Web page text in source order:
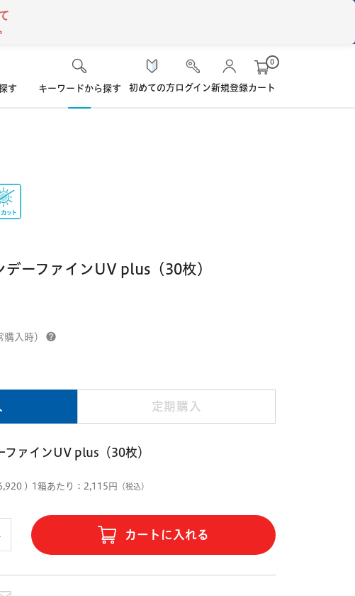
す キーワードから探す 初めての方ログイン新規登録カート
0
デーファインUV plus（30枚）
購入時）
定期購入
ファインUV plus（30枚）
) 1箱あたり：2,115円 （税込）
カートに入れる